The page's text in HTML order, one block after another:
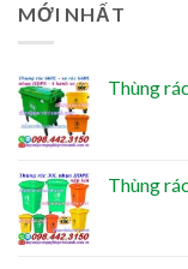
MỚI NHẤT
Thùng
Thùng